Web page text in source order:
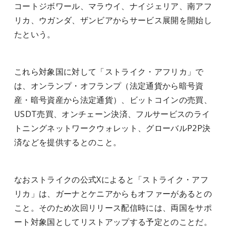
コートジボワール、マラウイ、ナイジェリア、南アフ
リカ、ウガンダ、ザンビアからサービス展開を開始し
たという。
これら対象国に対して「ストライク・アフリカ」で
は、オンランプ・オフランプ（法定通貨から暗号資
産・暗号資産から法定通貨）、ビットコインの売買、
USDT売買、オンチェーン決済、フルサービスのライ
トニングネットワークウォレット、グローバルP2P決
済などを提供するとのこと。
なおストライクの公式Xによると「ストライク・アフ
リカ」は、ガーナとケニアからもオファーがあるとの
こと。そのため次回リリース配信時には、両国をサポ
ート対象国としてリストアップする予定とのことだ。